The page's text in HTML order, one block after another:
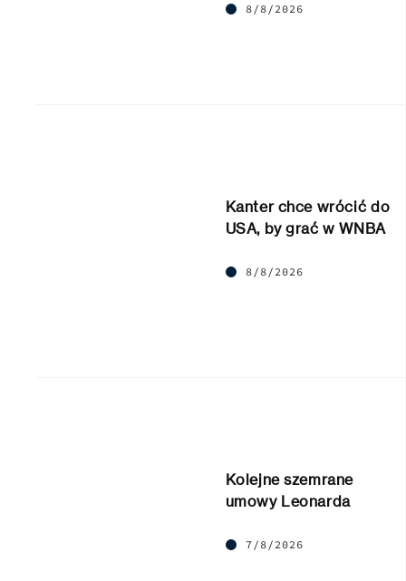
8/8/2026
Kanter chce wrócić do
USA, by grać w WNBA
8/8/2026
Kolejne szemrane
umowy Leonarda
7/8/2026